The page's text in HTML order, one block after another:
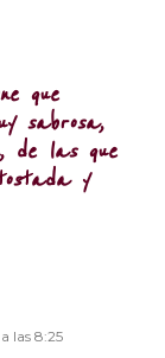
que
sabrosa,
de las que
y
las 8:25